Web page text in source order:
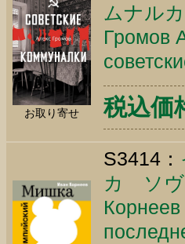
お取り寄せ
ムナルカ
Громов
税込価
S3414：
カ ソヴ